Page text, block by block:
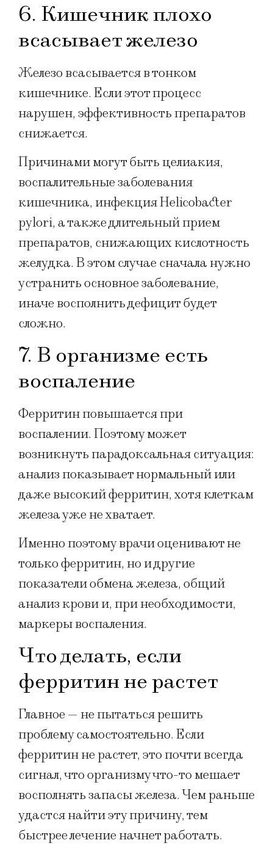
6. Кишечник плохо
всасывает железо
Железо всасывается в тонком
кишечнике. Если этот процесс
нарушен, эффективность препаратов
снижается.
Причинами могут быть целиакия,
воспалительные заболевания
кишечника, инфекция Helicobacter
pylori, а также длительный прием
препаратов, снижающих кислотность
желудка. В этом случае сначала нужно
устранить основное заболевание,
иначе восполнить дефицит будет
сложно.
7. В организме есть
воспаление
Ферритин повышается при
воспалении. Поэтому может
возникнуть парадоксальная ситуация:
анализ показывает нормальный или
даже высокий ферритин, хотя клеткам
железа уже не хватает.
Именно поэтому врачи оценивают не
только ферритин, но и другие
показатели обмена железа, общий
анализ крови и, при необходимости,
маркеры воспаления.
Что делать, если
ферритин не растет
Главное — не пытаться решить
проблему самостоятельно. Если
ферритин не растет, это почти всегда
сигнал, что организму что-то мешает
восполнять запасы железа. Чем раньше
удастся найти эту причину, тем
быстрее лечение начнет работать.